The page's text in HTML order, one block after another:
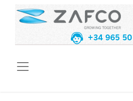
+34 965